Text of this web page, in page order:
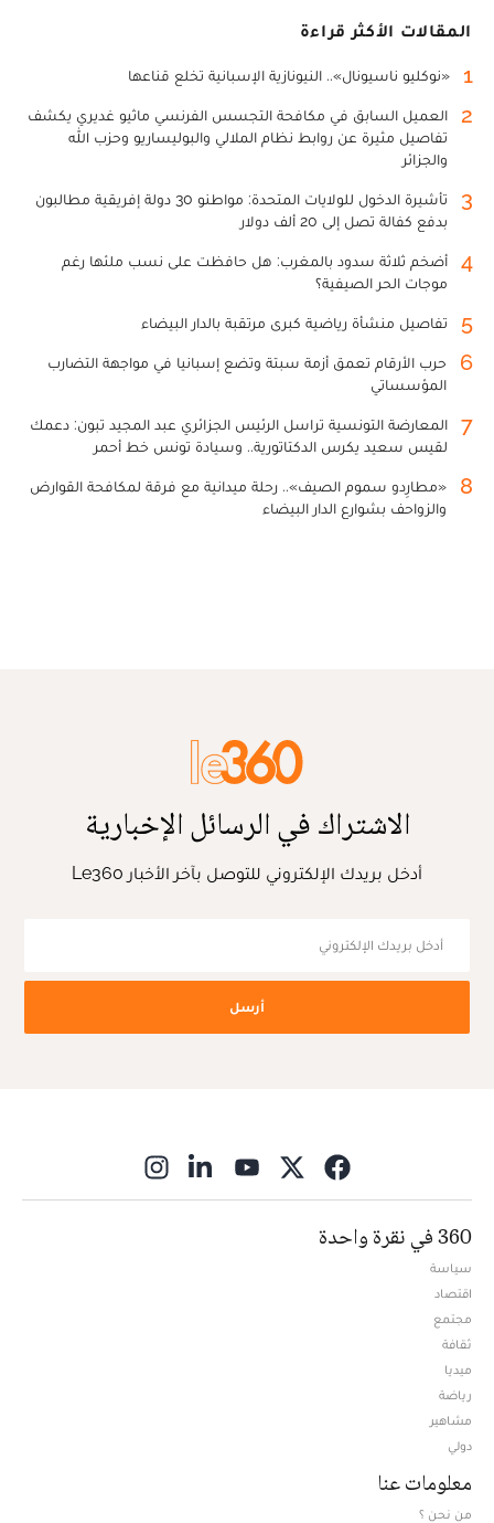
المقالات الأكثر قراءة
1 «نوكليو ناسيونال».. النيونازية الإسبانية تخلع قناعها
2
العميل السابق في مكافحة التجسس الفرنسي ماثيو غديري يكشف
تفاصيل مثيرة عن روابط نظام الملالي والبوليساريو وحزب الله
والجزائر
3
تأشيرة الدخول للولايات المتحدة: مواطنو 30 دولة إفريقية مطالبون
بدفع كفالة تصل إلى 20 ألف دولار
4
أضخم ثلاثة سدود بالمغرب: هل حافظت على نسب ملئها رغم
موجات الحر الصيفية؟
5 تفاصيل منشأة رياضية كبرى مرتقبة بالدار البيضاء
6
حرب الأرقام تعمق أزمة سبتة وتضع إسبانيا في مواجهة التضارب
المؤسساتي
7
المعارضة التونسية تراسل الرئيس الجزائري عبد المجيد تبون: دعمك
لقيس سعيد يكرس الدكتاتورية.. وسيادة تونس خط أحمر
8
«مطارِدو سموم الصيف».. رحلة ميدانية مع فرقة لمكافحة القوارض
والزواحف بشوارع الدار البيضاء
الاشتراك في الرسائل الإخبارية
أدخل بريدك الإلكتروني للتوصل بآخر الأخبار Le360
أرسل
360 في نقرة واحدة
سياسة
اقتصاد
مجتمع
ثقافة
ميديا
رياضة
مشاهير
دولي
معلومات عنا
من نحن ؟